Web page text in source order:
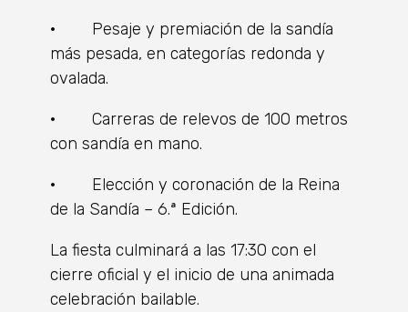
· Pesaje y premiación de la sandía
más pesada, en categorías redonda y
ovalada.
· Carreras de relevos de 100 metros
con sandía en mano.
· Elección y coronación de la Reina
de la Sandía – 6.ª Edición.
La fiesta culminará a las 17:30 con el
cierre oficial y el inicio de una animada
celebración bailable.